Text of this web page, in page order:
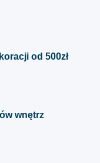
można
od 500zł
wnętrz